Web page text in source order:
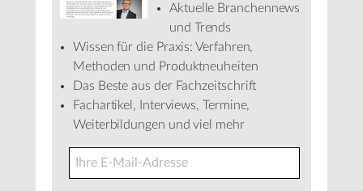
Aktuelle Branchennews
und Trends
Wissen für die Praxis: Verfahren,
Methoden und Produktneuheiten
Das Beste aus der Fachzeitschrift
Fachartikel, Interviews, Termine,
Weiterbildungen und viel mehr